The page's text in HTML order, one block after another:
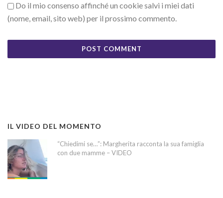
Do il mio consenso affinché un cookie salvi i miei dati
(nome, email, sito web) per il prossimo commento.
IL VIDEO DEL MOMENTO
“Chiedimi se…”: Margherita racconta la sua famiglia
con due mamme – VIDEO